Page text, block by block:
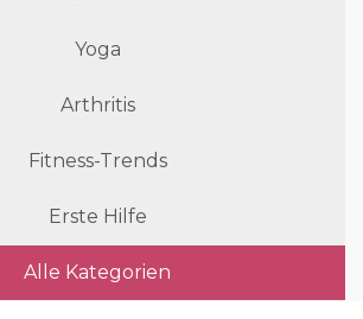
Yoga
Arthritis
Fitness-Trends
Erste Hilfe
Alle Kategorien